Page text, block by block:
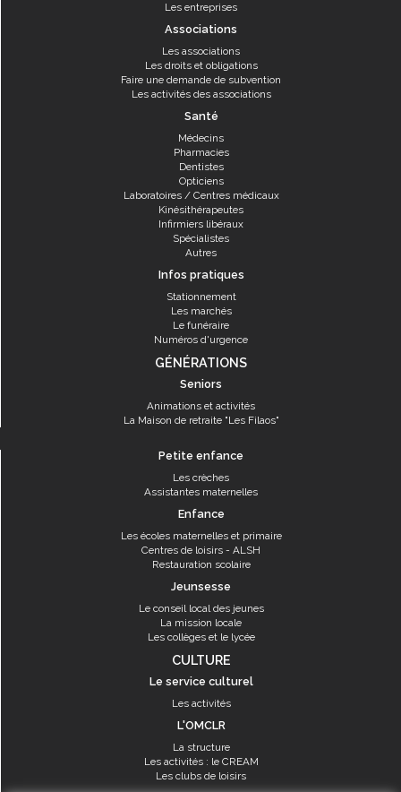
Les entreprises
Associations
Les associations
Les droits et obligations
Faire une demande de subvention
Les activités des associations
Santé
Médecins
Pharmacies
Dentistes
Opticiens
Laboratoires / Centres médicaux
Kinésithérapeutes
Infirmiers libéraux
Spécialistes
Autres
Infos pratiques
Stationnement
Les marchés
Le funéraire
Numéros d'urgence
GÉNÉRATIONS
Seniors
Animations et activités
La Maison de retraite "Les Filaos"
Petite enfance
Les crèches
Assistantes maternelles
Enfance
Les écoles maternelles et primaire
Centres de loisirs - ALSH
Restauration scolaire
Jeunsesse
Le conseil local des jeunes
La mission locale
Les collèges et le lycée
CULTURE
Le service culturel
Les activités
L'OMCLR
La structure
Les activités : le CREAM
Les clubs de loisirs